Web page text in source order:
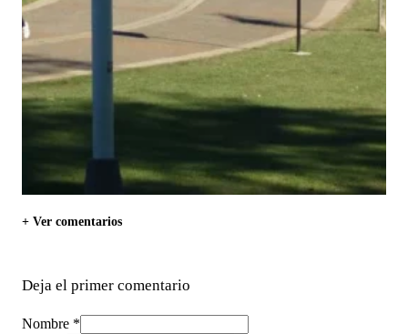
+ Ver comentarios
Deja el primer comentario
Nombre *